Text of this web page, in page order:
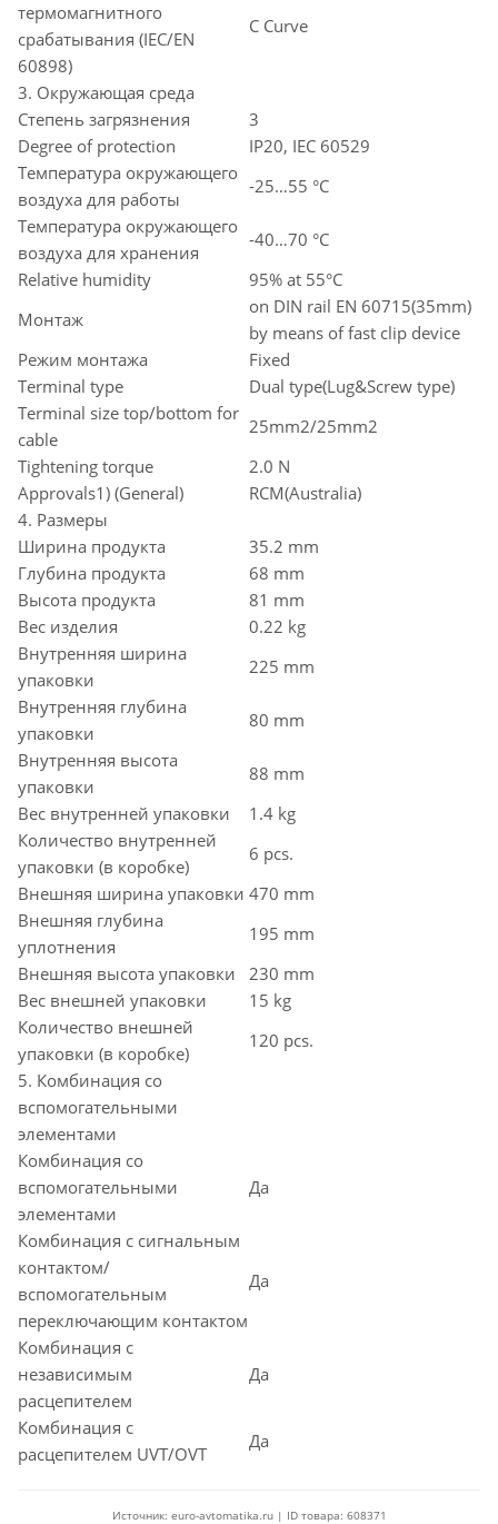
термомагнитного
срабатывания (IEC/EN
60898)
C Curve
3. Окружающая среда
Степень загрязнения
3
Degree of protection
IP20, IEC 60529
Температура окружающего
воздуха для работы
-25…55 °C
Температура окружающего
воздуха для хранения
-40…70 °C
Relative humidity
95% at 55°C
Монтаж
on DIN rail EN 60715(35mm)
by means of fast clip device
Режим монтажа
Fixed
Terminal type
Dual type(Lug&Screw type)
Terminal size top/bottom for
cable
25mm2/25mm2
Tightening torque
2.0 N
Approvals1) (General)
RCM(Australia)
4. Размеры
Ширина продукта
35.2 mm
Глубина продукта
68 mm
Высота продукта
81 mm
Вес изделия
0.22 kg
Внутренняя ширина
упаковки
225 mm
Внутренняя глубина
упаковки
80 mm
Внутренняя высота
упаковки
88 mm
Вес внутренней упаковки
1.4 kg
Количество внутренней
упаковки (в коробке)
6 pcs.
Внешняя ширина упаковки 470 mm
Внешняя глубина
уплотнения
195 mm
Внешняя высота упаковки
230 mm
Вес внешней упаковки
15 kg
Количество внешней
упаковки (в коробке)
120 pcs.
5. Комбинация со
вспомогательными
элементами
Комбинация со
вспомогательными
элементами
Да
Комбинация с сигнальным
контактом/
вспомогательным
переключающим контактом
Да
Комбинация с
независимым
расцепителем
Да
Комбинация с
расцепителем UVT/OVT
Да
Источник: euro-avtomatika.ru | ID товара: 608371